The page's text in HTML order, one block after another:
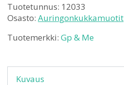
Tuotetunnus: 12033
Osasto: Auringonkukkamuotit
Tuotemerkki: Gp & Me
Kuvaus